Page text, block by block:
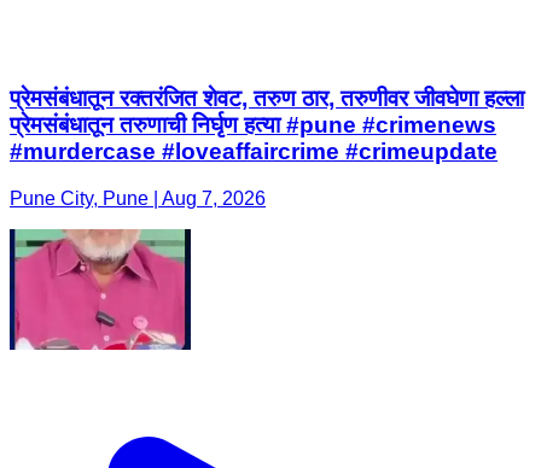
प्रेमसंबंधातून रक्तरंजित शेवट, तरुण ठार, तरुणीवर जीवघेणा हल्ला
प्रेमसंबंधातून तरुणाची निर्घृण हत्या #pune #crimenews
#murdercase #loveaffaircrime #crimeupdate
Pune City, Pune | Aug 7, 2026